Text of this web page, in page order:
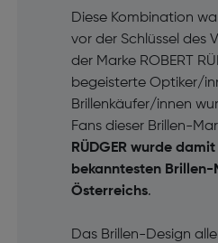
Diese Kombination
vor der Schlüssel des
der Marke ROBERT
begeisterte Optiker/
Brillenkäufer/innen
Fans dieser Brillen-
RÜDGER wurde
bekanntesten Brillen-
Österreichs.
Das Brillen-Design aller